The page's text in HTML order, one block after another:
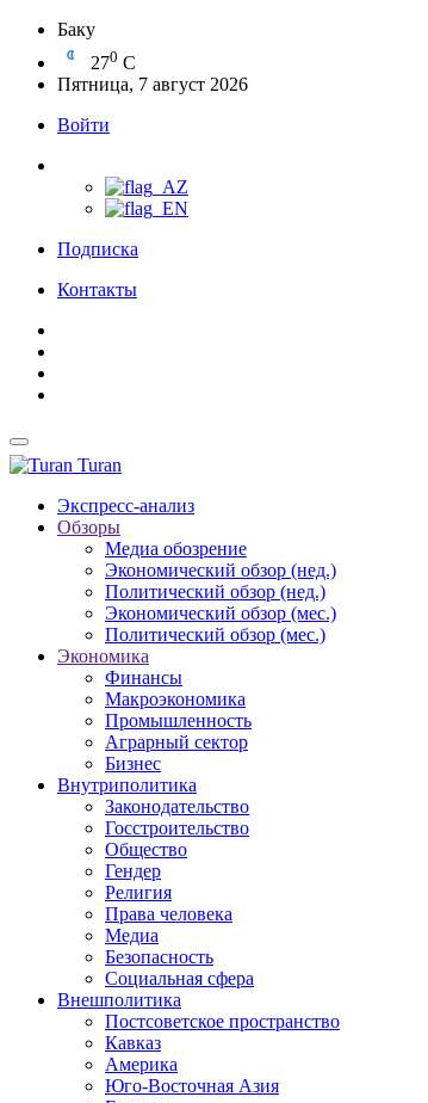
Баку
270 C
Пятница, 7 август 2026
Войти
Подписка
Контакты
Turan
Экспресс-анализ
Обзоры
Медиа обозрение
Экономический обзор (нед.)
Политический обзор (нед.)
Экономический обзор (мес.)
Политический обзор (мес.)
Экономика
Финансы
Макроэкономика
Промышленность
Аграрный сектор
Бизнес
Внутриполитика
Законодательство
Госстроительство
Общество
Гендер
Религия
Права человека
Медиа
Безопасность
Социальная сфера
Внешполитика
Постсоветское пространство
Кавказ
Америка
Юго-Восточная Азия